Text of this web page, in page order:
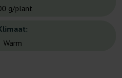
g/plant
Warm